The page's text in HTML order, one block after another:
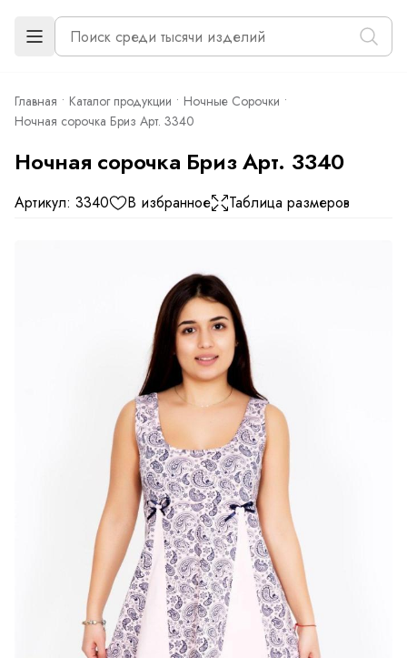
Главная Каталог продукции
Ночные Сорочки
Ночная сорочка Бриз Арт. 3340
Ночная сорочка Бриз Арт. 3340
Артикул: 3340 В избранное Таблица размеров